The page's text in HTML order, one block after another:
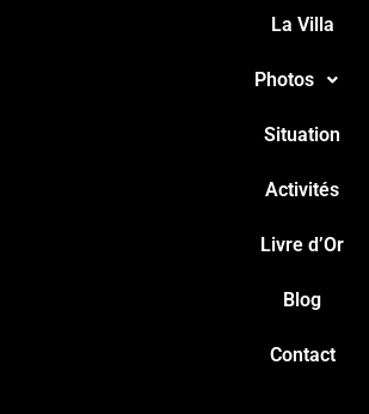
La Villa
Photos
Situation
Activités
Livre d’Or
Blog
Contact